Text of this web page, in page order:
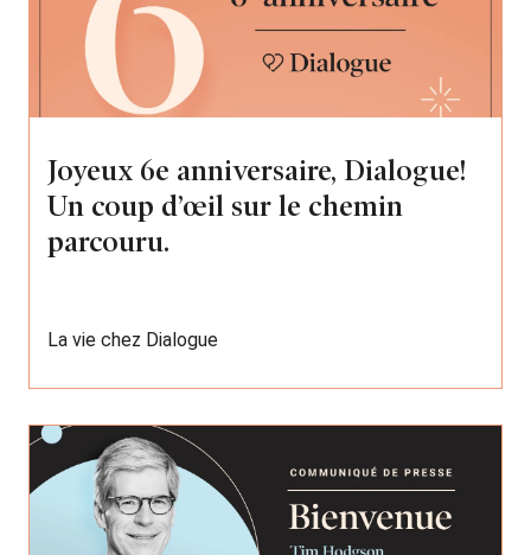
Joyeux 6e anniversaire, Dialogue!
Un coup d’œil sur le chemin
parcouru.
La vie chez Dialogue